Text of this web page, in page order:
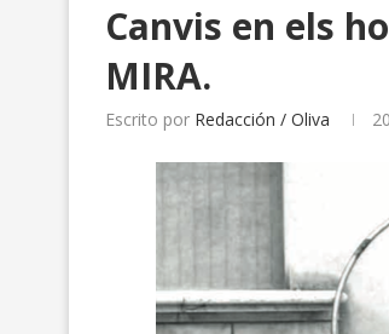
Canvis en els
MIRA.
Escrito por Redacción / Oliva